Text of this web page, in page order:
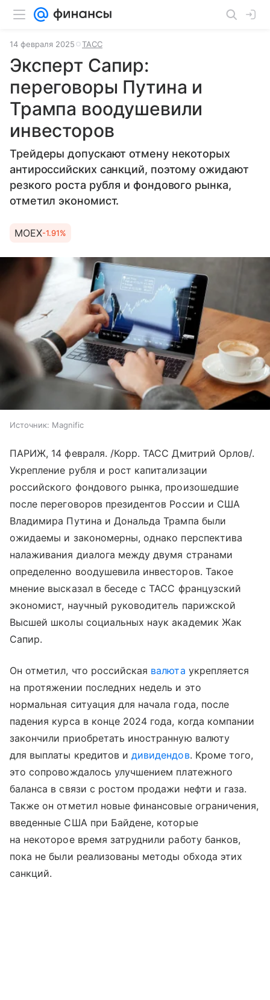
14 февраля 2025 ТАСС
Эксперт Сапир:
переговоры Путина и
Трампа воодушевили
инвесторов
Трейдеры допускают отмену некоторых
антироссийских санкций, поэтому ожидают
резкого роста рубля и фондового рынка,
отметил экономист.
MOEX-1.91%
Источник: Magnific
ПАРИЖ, 14 февраля. /Корр. ТАСС Дмитрий Орлов/.
Укрепление рубля и рост капитализации
российского фондового рынка, произошедшие
после переговоров президентов России и США
Владимира Путина и Дональда Трампа были
ожидаемы и закономерны, однако перспектива
налаживания диалога между двумя странами
определенно воодушевила инвесторов. Такое
мнение высказал в беседе с ТАСС французский
экономист, научный руководитель парижской
Высшей школы социальных наук академик Жак
Сапир.
Он отметил, что российская валюта укрепляется
на протяжении последних недель и это
нормальная ситуация для начала года, после
падения курса в конце 2024 года, когда компании
закончили приобретать иностранную валюту
для выплаты кредитов идивидендов. Кроме того,
это сопровождалось улучшением платежного
баланса в связи с ростом продажи нефти и газа.
Также он отметил новые финансовые ограничения,
введенные США при Байдене, которые
на некоторое время затруднили работу банков,
пока не были реализованы методы обхода этих
санкций.